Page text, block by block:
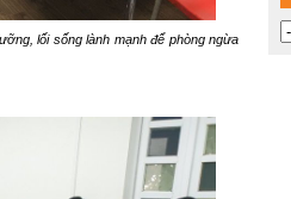
lối sống lành mạnh để phòng ngừa